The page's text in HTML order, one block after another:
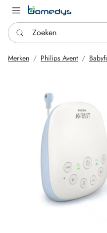
Zoeken
Merken Philips Avent